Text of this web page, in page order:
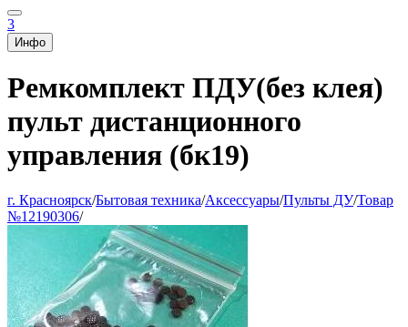
3
Инфо
Ремкомплект ПДУ(без клея)
пульт дистанционного
управления (бк19)
г. Красноярск/Бытовая техника/Аксессуары/Пульты ДУ/Товар
№12190306/